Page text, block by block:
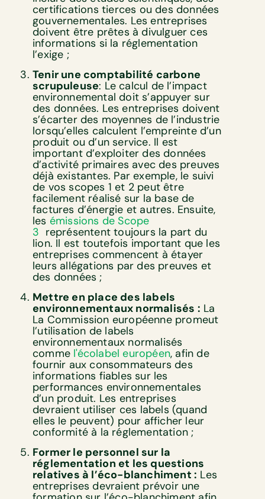
certifications tierces ou des données
gouvernementales. Les entreprises
doivent être prêtes à divulguer ces
informations si la réglementation
l’exige ;
Tenir une comptabilité carbone
scrupuleuse: Le calcul de l’impact
environnemental doit s’appuyer sur
des données. Les entreprises doivent
s’écarter des moyennes de l’industrie
lorsqu’elles calculent l’empreinte d’un
produit ou d’un service. Il est
important d’exploiter des données
d’activité primaires avec des preuves
déjà existantes. Par exemple, le suivi
de vos scopes 1 et 2 peut être
facilement réalisé sur la base de
factures d’énergie et autres. Ensuite,
les émissions de Scope
3 représentent toujours la part du
lion. Il est toutefois important que les
entreprises commencent à étayer
leurs allégations par des preuves et
des données ;
Mettre en place des labels
environnementaux normalisés : La
La Commission européenne promeut
l’utilisation de labels
environnementaux normalisés
comme l'écolabel européen, afin de
fournir aux consommateurs des
informations fiables sur les
performances environnementales
d’un produit. Les entreprises
devraient utiliser ces labels (quand
elles le peuvent) pour afficher leur
conformité à la réglementation ;
Former le personnel sur la
réglementation et les questions
relatives à l’éco-blanchiment : Les
entreprises devraient prévoir une